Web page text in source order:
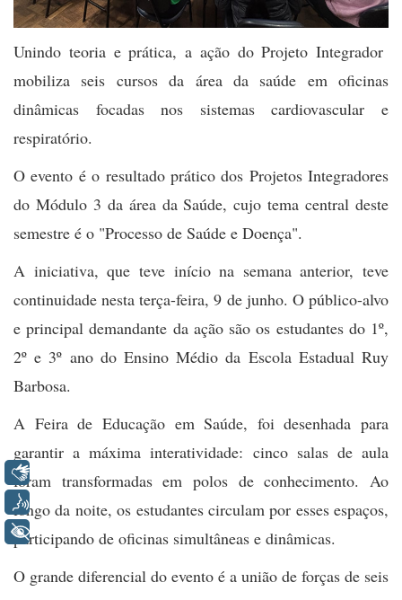
Unindo teoria e prática, a ação do Projeto Integrador
mobiliza seis cursos da área da saúde em oficinas
dinâmicas focadas nos sistemas cardiovascular e
respiratório.
O evento é o resultado prático dos Projetos Integradores
do Módulo 3 da área da Saúde, cujo tema central deste
semestre é o "Processo de Saúde e Doença".
A iniciativa, que teve início na semana anterior, teve
continuidade nesta terça-feira, 9 de junho. O público-alvo
e principal demandante da ação são os estudantes do 1º,
2º e 3º ano do Ensino Médio da Escola Estadual Ruy
Barbosa.
A Feira de Educação em Saúde, foi desenhada para
garantir a máxima interatividade: cinco salas de aula
foram transformadas em polos de conhecimento. Ao
longo da noite, os estudantes circulam por esses espaços,
participando de oficinas simultâneas e dinâmicas.
O grande diferencial do evento é a união de forças de seis
Voz
+ Acessibilidade